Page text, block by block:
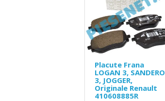
Placute Frana
LOGAN 3, SANDERO
3, JOGGER,
Originale Renault
410608885R